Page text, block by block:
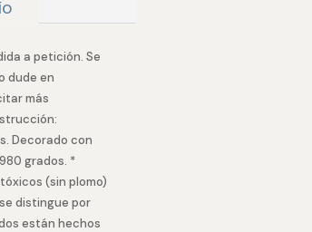
a petición. Se
dude en
más
Decorado con
grados. *
(sin plomo)
distingue por
están hechos